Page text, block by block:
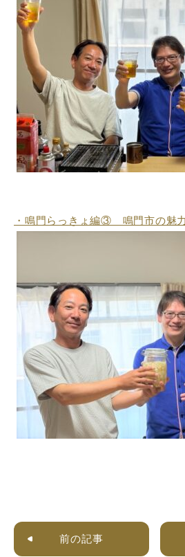
・鳴門らっきょ編③ 鳴門市の魅
前の記事